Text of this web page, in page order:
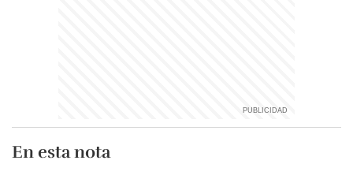
En esta nota